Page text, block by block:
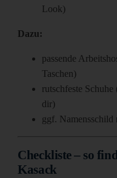
Look)
Dazu:
passende
Taschen)
rutschfeste
dir)
ggf. Namensschild
Checkliste – so
Kasack